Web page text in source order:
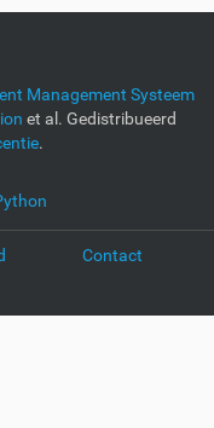
Management Systeem
et al. Gedistribueerd
.
Contact